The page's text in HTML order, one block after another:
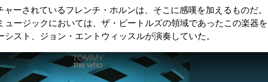
ャーされているフレンチ・ホルンは、そこに感嘆を加えるものだ。
ュージックにおいては、ザ・ビートルズの領域であったこの楽器を
スト、ジョン・エントウィッスルが演奏していた。